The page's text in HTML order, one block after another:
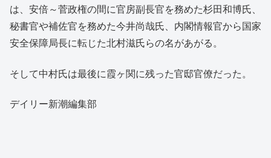
は、安倍～菅政権の間に官房副長官を務めた杉田和博氏、
秘書官や補佐官を務めた今井尚哉氏、内閣情報官から国家
安全保障局長に転じた北村滋氏らの名があがる。
そして中村氏は最後に霞ヶ関に残った官邸官僚だった。
デイリー新潮編集部